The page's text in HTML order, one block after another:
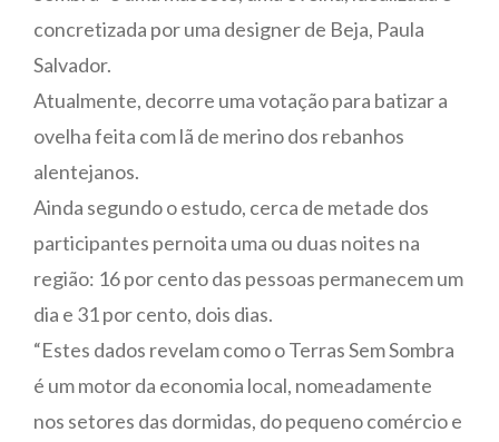
concretizada por uma designer de Beja, Paula
Salvador.
Atualmente, decorre uma votação para batizar a
ovelha feita com lã de merino dos rebanhos
alentejanos.
Ainda segundo o estudo, cerca de metade dos
participantes pernoita uma ou duas noites na
região: 16 por cento das pessoas permanecem um
dia e 31 por cento, dois dias.
“Estes dados revelam como o Terras Sem Sombra
é um motor da economia local, nomeadamente
nos setores das dormidas, do pequeno comércio e